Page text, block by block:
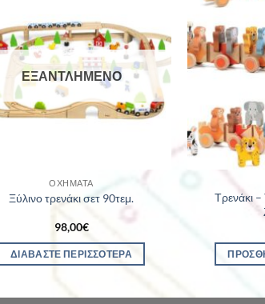
ΕΞΑΝΤΛΗΜΈΝΟ
ΟΧΉΜΑΤΑ
Ξύλινo τρενάκι σετ 90τεμ.
98,00€
ΔΙΑΒΆΣΤΕ ΠΕΡΙΣΣΌΤΕΡΑ
Τρενάκι